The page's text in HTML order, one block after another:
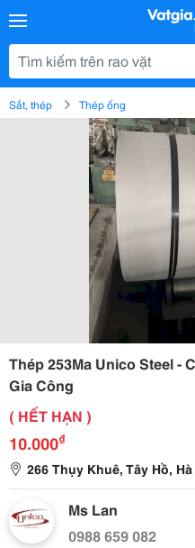
Sắt, thép Thép ống
Thép 253Ma Unico Steel -
Gia Công
( HẾT HẠN )
10.000₫
266 Thụy Khuê, Tây Hồ,
Ms Lan
0988 659 082